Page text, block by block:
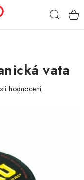
vata
hodnocení